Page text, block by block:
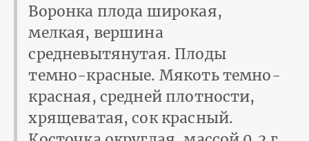
Воронка плода широкая,
мелкая, вершина
средневытянутая. Плоды
темно-красные. Мякоть темно-
красная, средней плотности,
хрящеватая, сок красный.